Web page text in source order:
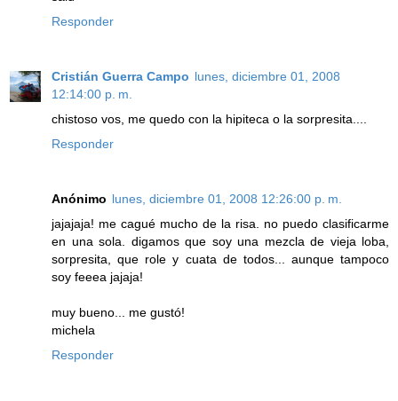
Responder
Cristián Guerra Campo lunes, diciembre 01, 2008
12:14:00 p. m.
chistoso vos, me quedo con la hipiteca o la sorpresita....
Responder
Anónimo lunes, diciembre 01, 2008 12:26:00 p. m.
jajajaja! me cagué mucho de la risa. no puedo clasificarme
en una sola. digamos que soy una mezcla de vieja loba,
sorpresita, que role y cuata de todos... aunque tampoco
soy feeea jajaja!
muy bueno... me gustó!
michela
Responder